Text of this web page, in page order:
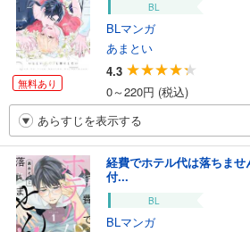
無料あり
BL
BLマンガ
あまとい
4.3
0～220円 (税込)
あらすじを表示する
経費でホテル代は落ちま
付...
BL
BLマンガ